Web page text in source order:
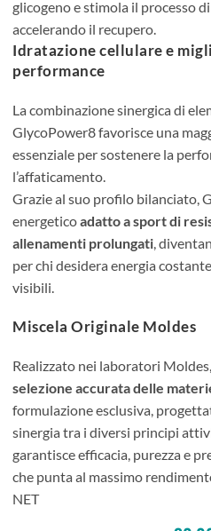
glicogeno e stimola il processo
accelerando il recupero.
Idratazione cellulare e
performance
La combinazione sinergica di
GlycoPower8 favorisce una
essenziale per sostenere la
l’affaticamento.
Grazie al suo profilo bilanciato,
energeticoadatto a sport di
allenamenti prolungati ,
per chi desidera energia
visibili.
Miscela Originale Moldes
Realizzato nei laboratori
selezione accurata delle
formulazione esclusiva,
sinergia tra i diversi principi
garantisce efficacia, purezza e
che punta al massimo
NET